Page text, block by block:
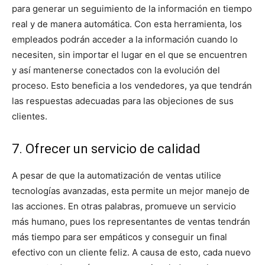
para generar un seguimiento de la información en tiempo
real y de manera automática. Con esta herramienta, los
empleados podrán acceder a la información cuando lo
necesiten, sin importar el lugar en el que se encuentren
y así mantenerse conectados con la evolución del
proceso. Esto beneficia a los vendedores, ya que tendrán
las respuestas adecuadas para las objeciones de sus
clientes.
7. Ofrecer un servicio de calidad
A pesar de que la automatización de ventas utilice
tecnologías avanzadas, esta permite un mejor manejo de
las acciones. En otras palabras, promueve un servicio
más humano, pues los representantes de ventas tendrán
más tiempo para ser empáticos y conseguir un final
efectivo con un cliente feliz. A causa de esto, cada nuevo